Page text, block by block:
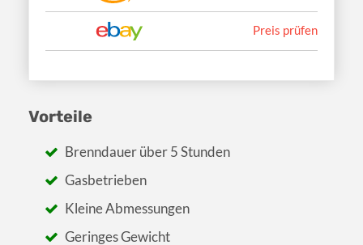
Preis prüfen
Vorteile
Brenndauer über 5 Stunden
Gasbetrieben
Kleine Abmessungen
Geringes Gewicht